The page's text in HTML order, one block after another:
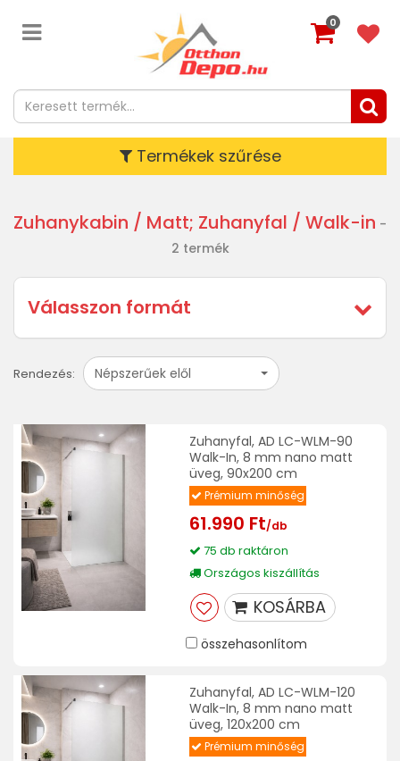
0
Termékek szűrése
Zuhanykabin / Matt; Zuhanyfal / Walk-in -
2 termék
Válasszon formát
Rendezés: Népszerűek elől
Zuhanyfal, AD LC-WLM-90
Walk-In, 8 mm nano matt
üveg, 90x200 cm
Prémium minőség
61.990 Ft/db
75 db raktáron
Országos kiszállítás
KOSÁRBA
összehasonlítom
Zuhanyfal, AD LC-WLM-120
Walk-In, 8 mm nano matt
üveg, 120x200 cm
Prémium minőség